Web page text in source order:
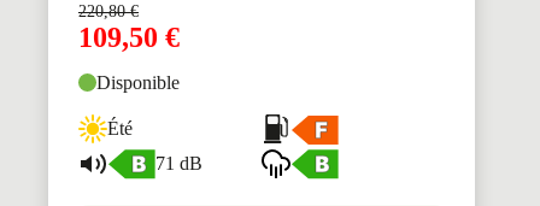
220,80€
109,50 €
Disponible
Été
71 dB